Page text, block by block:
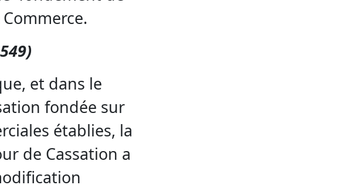
et dans le
fondée sur
établies, la
de Cassation a